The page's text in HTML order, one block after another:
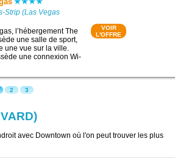
Strip (Las Vegas
l’hébergement The
une salle de sport,
une vue sur la ville.
une connexion Wi-
VOIR
L'OFFRE
2 3
avec Downtown où l'on peut trouver les plus